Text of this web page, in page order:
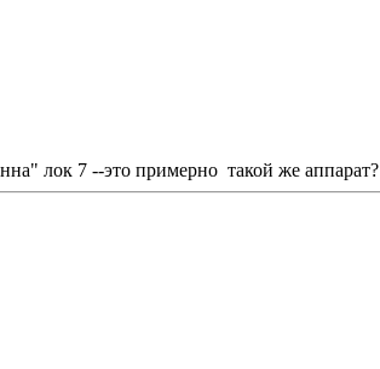
лок 7 --это примерно такой же аппарат?